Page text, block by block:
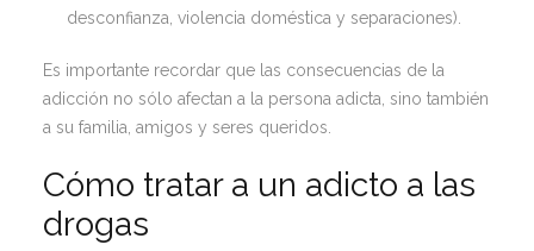
desconfianza, violencia doméstica y separaciones).
Es importante recordar que las consecuencias de la
adicción no sólo afectan a la persona adicta, sino también
a su familia, amigos y seres queridos.
Cómo tratar a un adicto a las
drogas